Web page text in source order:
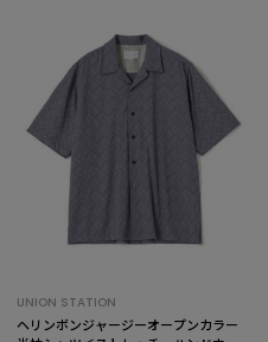
UNION STATION
ヘリンボンジャージーオープンカラー